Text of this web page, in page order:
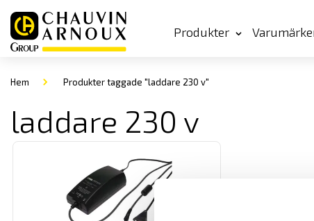
Produkter
Hem Produkter taggade "laddare 230 v"
laddare 230 v